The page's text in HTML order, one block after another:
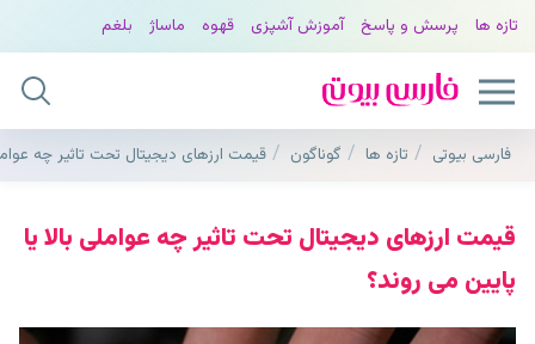
تازه ها پرسش و پاسخ آموزش آشپزی قهوه ماساژ بلغم
فارسی بیوتی تازه ها گوناگون قیمت ارزهای دیجیتال تحت تاثیر چه
قیمت ارزهای دیجیتال تحت تاثیر چه عواملی بالا یا
پایین می روند؟